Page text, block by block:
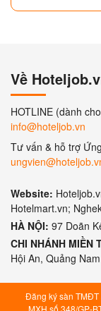
Về
HOTLINE (dành
info@hoteljob.vn
Tư vấn & hỗ trợ
Website:
Hotelmart.vn;
HÀ NỘI: 97 Doãn
CHI NHÁNH MIỀN
Hội An, Quảng Nam
Đăng ký sàn
MXH số 348/GP-